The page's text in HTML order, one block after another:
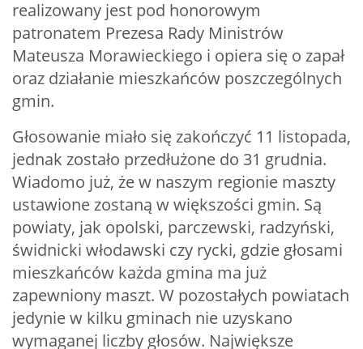
realizowany jest pod honorowym
patronatem Prezesa Rady Ministrów
Mateusza Morawieckiego i opiera się o zapał
oraz działanie mieszkańców poszczególnych
gmin.
Głosowanie miało się zakończyć 11 listopada,
jednak zostało przedłużone do 31 grudnia.
Wiadomo już, że w naszym regionie maszty
ustawione zostaną w większości gmin. Są
powiaty, jak opolski, parczewski, radzyński,
świdnicki włodawski czy rycki, gdzie głosami
mieszkańców każda gmina ma już
zapewniony maszt. W pozostałych powiatach
jedynie w kilku gminach nie uzyskano
wymaganej liczby głosów. Największe